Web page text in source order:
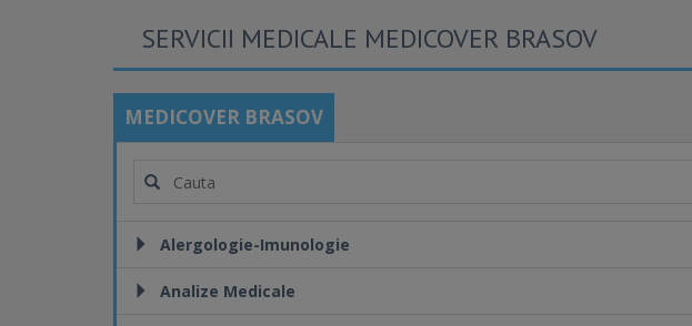
SERVICII MEDICALE MEDICOVER BRASOV
MEDICOVER BRASOV
Alergologie-Imunologie
Analize Medicale